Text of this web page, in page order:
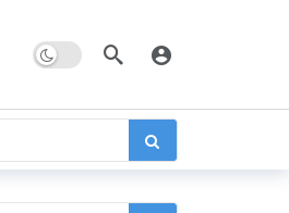
Dark mode